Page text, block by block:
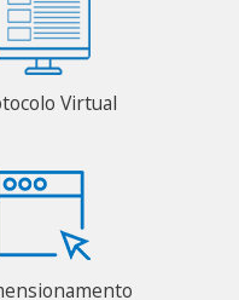
Virtual